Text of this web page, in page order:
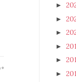
►
►
►
►
►
►